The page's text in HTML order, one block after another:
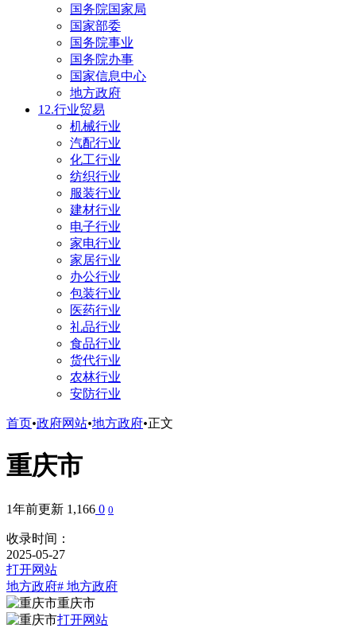
国务院国家局
国家部委
国务院事业
国务院办事
国家信息中心
地方政府
12.行业贸易
机械行业
汽配行业
化工行业
纺织行业
服装行业
建材行业
电子行业
家电行业
家居行业
办公行业
包装行业
医药行业
礼品行业
食品行业
货代行业
农林行业
安防行业
首页•政府网站•地方政府•正文
重庆市
1年前更新 1,166 0 0
收录时间：
2025-05-27
打开网站
地方政府# 地方政府
重庆市
打开网站